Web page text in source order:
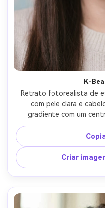
K-
Retrato fotorealista de
com pele clara e
gradiente com um
desbotando para um
acabamento brilhante
aegyo-sal macia, fundo
tirado em Fujifilm GFX
up, textura de pele suave
Criar